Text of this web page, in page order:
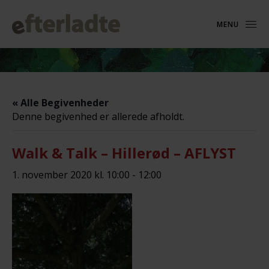
MENU
« Alle Begivenheder
Denne begivenhed er allerede afholdt.
Walk & Talk – Hillerød – AFLYST
1. november 2020 kl. 10:00 - 12:00